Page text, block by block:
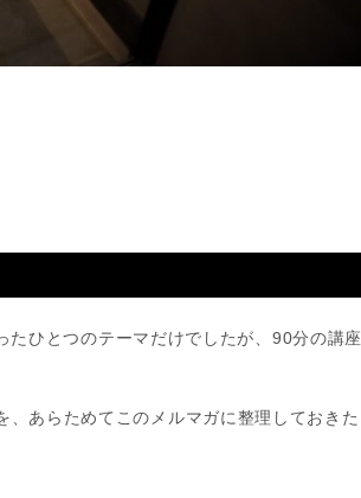
ひとつのテーマだけでしたが、90分の講座
あらためてこのメルマガに整理しておきた